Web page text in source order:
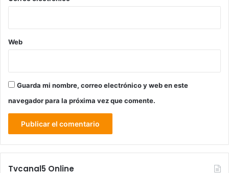
Web
Guarda mi nombre, correo electrónico y web en este
navegador para la próxima vez que comente.
Tvcanal5 Online